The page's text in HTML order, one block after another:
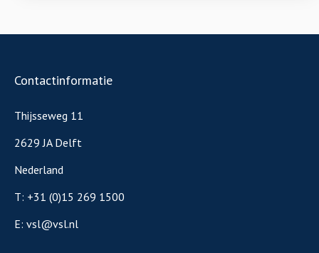
Contactinformatie
Thijsseweg 11
2629 JA Delft
Nederland
T: +31 (0)15 269 1500
E: vsl@vsl.nl